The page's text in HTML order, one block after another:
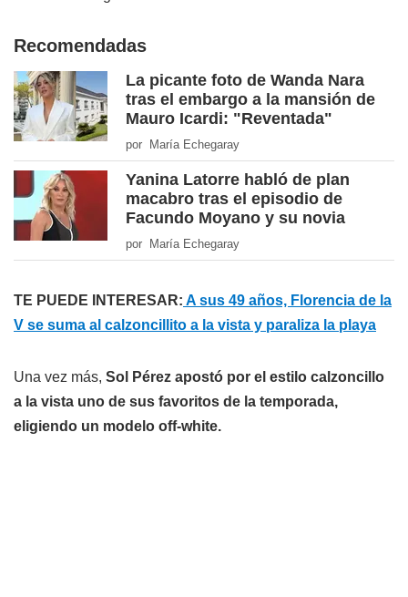
Recomendadas
La picante foto de Wanda Nara
tras el embargo a la mansión de
Mauro Icardi: "Reventada"
por María Echegaray
Yanina Latorre habló de plan
macabro tras el episodio de
Facundo Moyano y su novia
por María Echegaray
TE PUEDE INTERESAR: A sus 49 años, Florencia de la
V se suma al calzoncillito a la vista y paraliza la playa
Una vez más, Sol Pérez apostó por el estilo calzoncillo
a la vista uno de sus favoritos de la temporada,
eligiendo un modelo off-white.